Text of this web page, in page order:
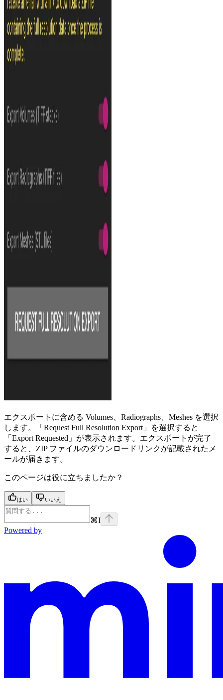
エクスポートに含める Volumes、Radiographs、Meshes を選択
します。「Request Full Resolution Export」を選択すると
「Export Requested」が表示されます。エクスポートが完了
すると、ZIP ファイルのダウンロードリンクが記載されたメ
ールが届きます。
このページは役に立ちましたか？
はい いいえ
⌘I
Powered by